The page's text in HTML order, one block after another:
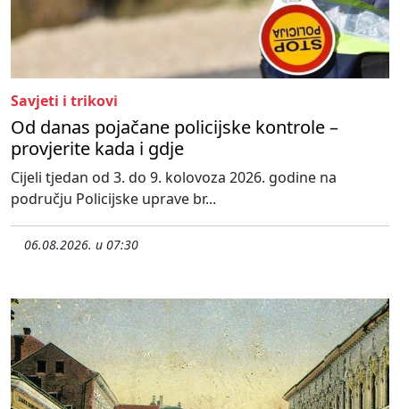
Savjeti i trikovi
Od danas pojačane policijske kontrole –
provjerite kada i gdje
Cijeli tjedan od 3. do 9. kolovoza 2026. godine na
području Policijske uprave br...
06.08.2026. u 07:30